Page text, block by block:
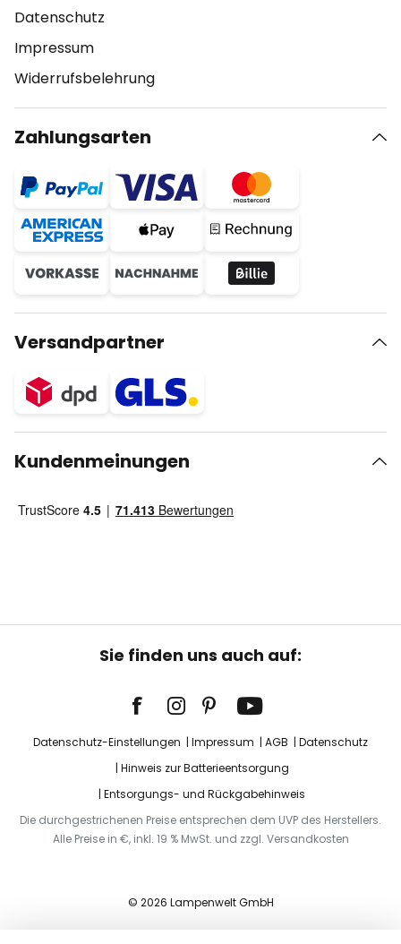
Datenschutz
Impressum
Widerrufsbelehrung
Zahlungsarten
Versandpartner
Kundenmeinungen
Sie finden uns auch auf:
Datenschutz-Einstellungen Impressum AGB
Datenschutz
Hinweis zur Batterieentsorgung
Entsorgungs- und Rückgabehinweis
Die durchgestrichenen Preise entsprechen dem UVP des Herstellers.
Alle Preise in €, inkl. 19 % MwSt. und zzgl. Versandkosten
© 2026 Lampenwelt GmbH